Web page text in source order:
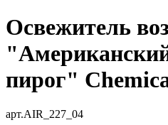
Освежитель
пирог"
арт.AIR_227_04